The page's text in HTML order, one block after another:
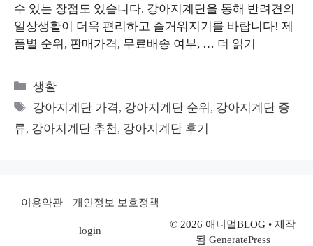
수 있는 장점도 있습니다. 강아지계단을 통해 반려견의
일상생활이 더욱 편리하고 즐거워지기를 바랍니다! 제
품별 순위, 판매가격, 무료배송 여부, … 더 읽기
카
테
리
생활
태
그
강아지계단 가격, 강아지계단 순위 , 강아지계단 종
류, 강아지계단 추천 , 강아지계단 후기
이용약관 개인정보 보호정책
login
© 2026 애니멀BLOG • 제작
됨 GeneratePress